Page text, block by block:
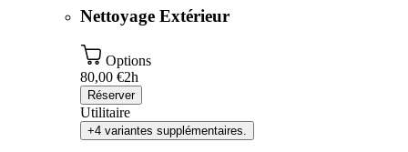
Nettoyage Extérieur
Options
80,00 €2h
Réserver
Utilitaire
+4 variantes supplémentaires.